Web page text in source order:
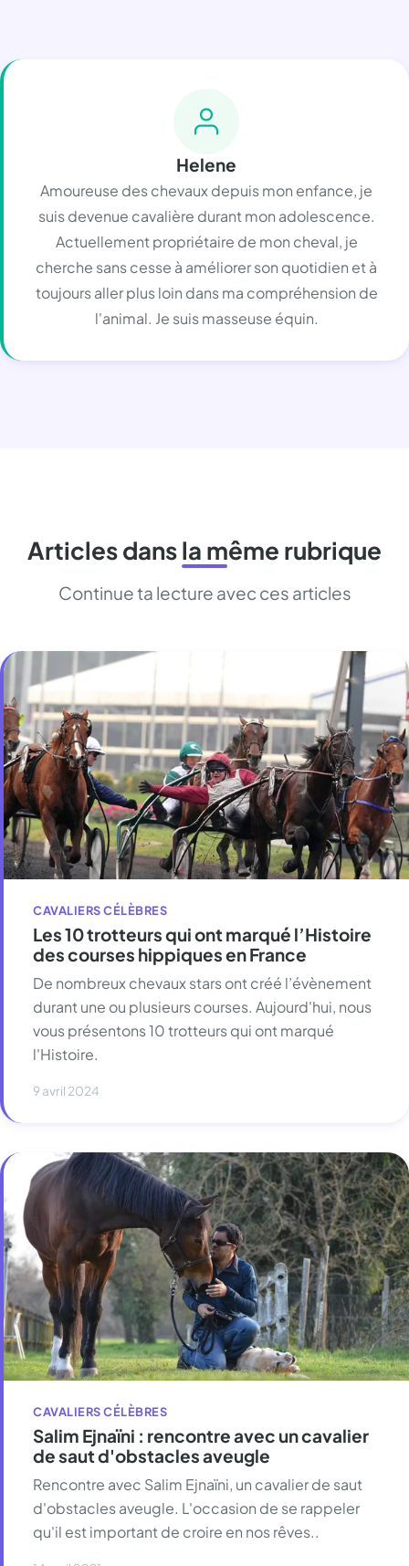
Helene
Amoureuse des chevaux depuis mon enfance, je
suis devenue cavalière durant mon adolescence.
Actuellement propriétaire de mon cheval, je
cherche sans cesse à améliorer son quotidien et à
toujours aller plus loin dans ma compréhension de
l'animal. Je suis masseuse équin.
Articles dans la même rubrique
Continue ta lecture avec ces articles
CAVALIERS CÉLÈBRES
Les 10 trotteurs qui ont marqué l’Histoire
des courses hippiques en France
De nombreux chevaux stars ont créé l’évènement
durant une ou plusieurs courses. Aujourd'hui, nous
vous présentons 10 trotteurs qui ont marqué
l'Histoire.
9 avril 2024
CAVALIERS CÉLÈBRES
Salim Ejnaïni : rencontre avec un cavalier
de saut d'obstacles aveugle
Rencontre avec Salim Ejnaïni, un cavalier de saut
d'obstacles aveugle. L'occasion de se rappeler
qu'il est important de croire en nos rêves..